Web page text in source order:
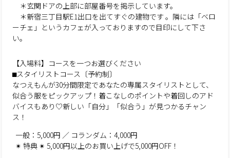
＊玄関ドアの上部に部屋番号を掲示しています。
＊新宿三丁目駅E1出口を出てすぐの建物です 。隣には「ベロ
ーチェ」というカフェが入っておりますので目印にして下さ
い。
【入場料】コースを一つお選びください
⬛︎スタイリストコース〔予約制〕
なつえもんが30分間限定であなたの専属スタイリストとして、
似合う服をピックアップ！着こなしのポイントや着回しのアド
バイスもあり♡新しい「自分」「似合う」が見つかるチャン
ス！
一般：5,000円 ／ コランダム：4,000円
✴︎ 特典 ✴︎ 5,000円以上のお買い上げで5,000円OFF！